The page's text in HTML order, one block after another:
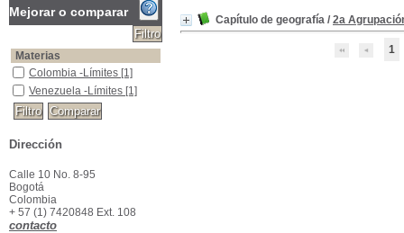
Capítulo de geografía / 2a
1
Mejorar o comparar
Materias
Colombia -Límites
Colombia -Límites [1]
Venezuela -Límites
Venezuela -Límites [1]
Dirección
Calle 10 No. 8-95
Bogotá
Colombia
+ 57 (1) 7420848 Ext. 108
contacto